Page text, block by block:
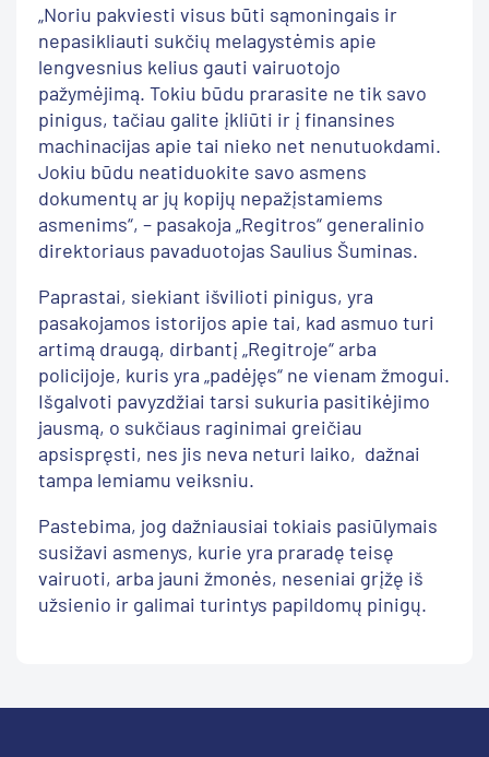
„Noriu pakviesti visus būti sąmoningais ir
nepasikliauti sukčių melagystėmis apie
lengvesnius kelius gauti vairuotojo
pažymėjimą. Tokiu būdu prarasite ne tik savo
pinigus, tačiau galite įkliūti ir į finansines
machinacijas apie tai nieko net nenutuokdami.
Jokiu būdu neatiduokite savo asmens
dokumentų ar jų kopijų nepažįstamiems
asmenims“, – pasakoja „Regitros“ generalinio
direktoriaus pavaduotojas Saulius Šuminas.
Paprastai, siekiant išvilioti pinigus, yra
pasakojamos istorijos apie tai, kad asmuo turi
artimą draugą, dirbantį „Regitroje“ arba
policijoje, kuris yra „padėjęs“ ne vienam žmogui.
Išgalvoti pavyzdžiai tarsi sukuria pasitikėjimo
jausmą, o sukčiaus raginimai greičiau
apsispręsti, nes jis neva neturi laiko, dažnai
tampa lemiamu veiksniu.
Pastebima, jog dažniausiai tokiais pasiūlymais
susižavi asmenys, kurie yra praradę teisę
vairuoti, arba jauni žmonės, neseniai grįžę iš
užsienio ir galimai turintys papildomų pinigų.